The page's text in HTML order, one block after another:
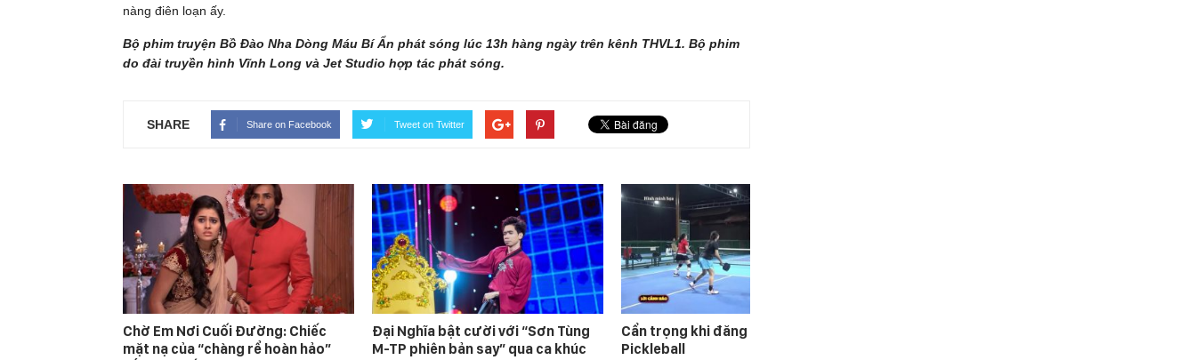
nàng điên loạn ấy.
Bộ phim truyện Bồ Đào Nha Dòng Máu Bí Ẩn phát sóng lúc 13h hàng ngày trên kênh THVL1. Bộ phim
do đài truyền hình Vĩnh Long và Jet Studio hợp tác phát sóng.
SHARE Share on Facebook Tweet on Twitter
Chờ Em Nơi Cuối Đường: Chiếc
mặt nạ của “chàng rể hoàn hảo”
Đại Nghĩa bật cười với “Sơn Tùng
M-TP phiên bản say” qua ca khúc
Cẩn trọng khi đăng ký học
Pickleball